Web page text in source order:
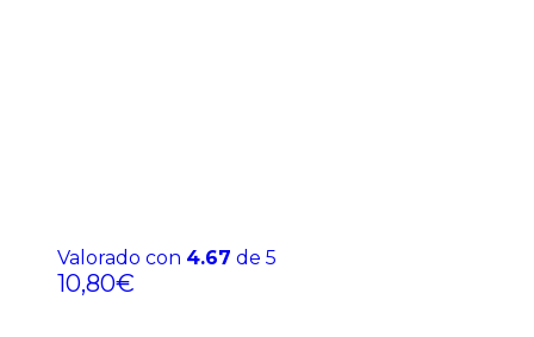
Valorado con 4.67 de 5
10,80€